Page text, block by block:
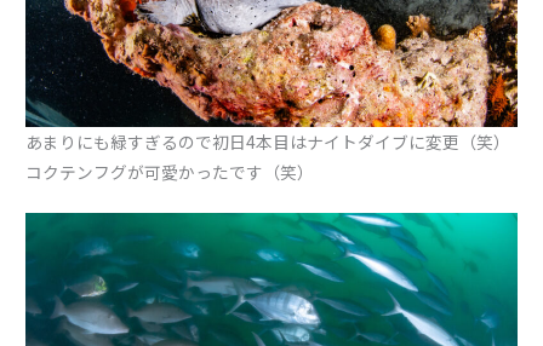
あまりにも緑すぎるので初日4本目はナイトダイブに変更（笑）
コクテンフグが可愛かったです（笑）